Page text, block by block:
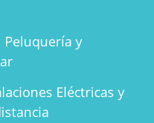
Peluquería y
Eléctricas y